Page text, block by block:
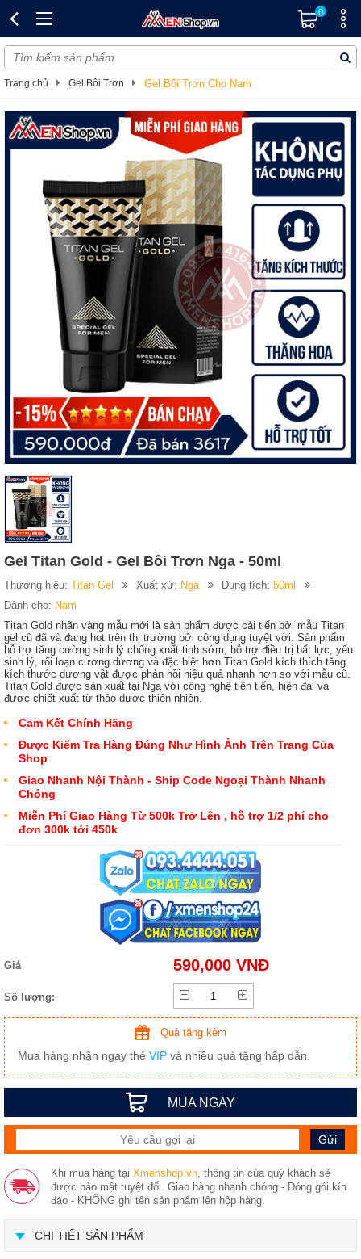
0
Trang chủ Gel Bôi Trơn Gel Bôi Trơn Cho Nam
Gel Titan Gold - Gel Bôi Trơn Nga - 50ml
Thương hiệu: Titan Gel Xuất xứ: Nga Dung tích: 50ml
Dành cho: Nam
Titan Gold nhãn vàng mẫu mới là sản phẩm được cải tiến bởi mẫu Titan
gel cũ đã và đang hot trên thị trường bởi công dụng tuyệt vời. Sản phẩm
hỗ trợ tăng cường sinh lý chống xuất tinh sớm, hỗ trợ điều trị bất lực, yếu
sinh lý, rối loạn cương dương và đặc biệt hơn Titan Gold kích thích tăng
kích thước dương vật được phản hồi hiệu quả nhanh hơn so với mẫu cũ.
Titan Gold được sản xuất tại Nga với công nghệ tiên tiến, hiện đại và
được chiết xuất từ thảo dược thiên nhiên.
Cam Kết Chính Hãng
Được Kiểm Tra Hàng Đúng Như Hình Ảnh Trên Trang Của
Shop
Giao Nhanh Nội Thành - Ship Code Ngoại Thành Nhanh
Chóng
Miễn Phí Giao Hàng Từ 500k Trở Lên , hỗ trợ 1/2 phí cho
đơn 300k tới 450k
Giá 590,000 VNĐ
Số lượng:
Quà tặng kèm
Mua hàng nhận ngay thẻ VIP và nhiều quà tặng hấp dẫn.
MUA NGAY
Khi mua hàng tại Xmenshop.vn, thông tin của quý khách sẽ
được bảo mật tuyệt đối. Giao hàng nhanh chóng - Đóng gói kín
đáo - KHÔNG ghi tên sản phẩm lên hộp hàng.
CHI TIẾT SẢN PHẨM